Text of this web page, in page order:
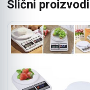
Slični proizvodi